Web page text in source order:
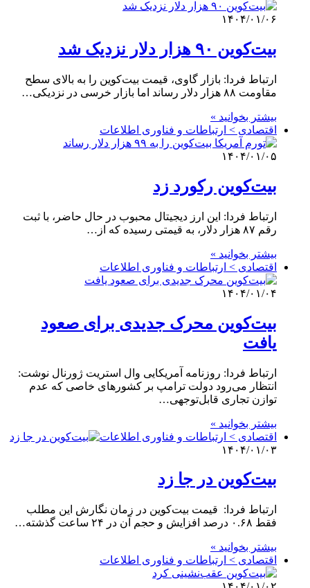
۱۴۰۴/۰۱/۰۶
بیت‌کوین ۹۰ هزار دلار نزدیک شد
ارتباط فردا: بازار گاوی، قیمت بیت‌کوین را به بالای سطح
مقاومت ۸۸ هزار دلار رساند اما بازار خرسی در نزدیکی…
بیشتر بخوانید »
اقتصادی > ارتباطات و فناوری اطلاعات
۱۴۰۴/۰۱/۰۵
بیت‌کوین رکورد زد
ارتباط فردا: این ارز دیجیتال محبوب در حال حاضر، با ثبت
رقم ۸۷ هزار دلار، به قیمتی رسیده که از…
بیشتر بخوانید »
اقتصادی > ارتباطات و فناوری اطلاعات
۱۴۰۴/۰۱/۰۴
بیت‌کوین محرک جدیدی برای صعود
یافت
ارتباط فردا: روزنامه آمریکایی وال استریت ژورنال نوشت:
انتظار می‌رود دولت ترامپ بر کشورهای خاصی که عدم
توازن تجاری قابل‌توجهی…
بیشتر بخوانید »
اقتصادی > ارتباطات و فناوری اطلاعات
۱۴۰۴/۰۱/۰۳
بیت‌کوین در جا زد
ارتباط فردا: قیمت بیت‌کوین در زمان نگارش این مطلب
فقط ۰.۶۸ درصد افزایش و حجم آن در ۲۴ ساعت گذشته…
بیشتر بخوانید »
اقتصادی > ارتباطات و فناوری اطلاعات